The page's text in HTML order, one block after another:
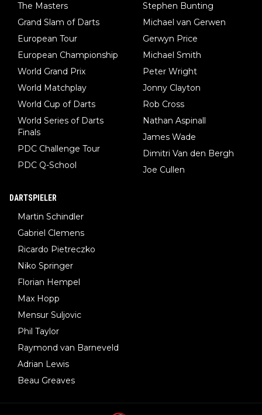
The Masters
Grand Slam of Darts
European Tour
European Championship
World Grand Prix
World Matchplay
World Cup of Darts
World Series of Darts
Finals
PDC Challenge Tour
PDC Q-School
Stephen Bunting
Michael van Gerwen
Gerwyn Price
Michael Smith
Peter Wright
Jonny Clayton
Rob Cross
Nathan Aspinall
James Wade
Dimitri Van den Bergh
Joe Cullen
DARTSPIELER
Martin Schindler
Gabriel Clemens
Ricardo Pietreczko
Niko Springer
Florian Hempel
Max Hopp
Mensur Suljovic
Phil Taylor
Raymond van Barneveld
Adrian Lewis
Beau Greaves